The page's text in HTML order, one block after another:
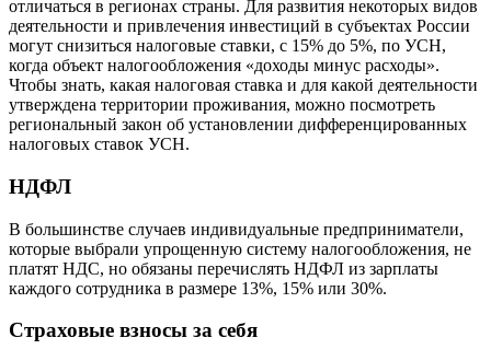
отличаться в регионах страны. Для развития некоторых видов
деятельности и привлечения инвестиций в субъектах России
могут снизиться налоговые ставки, с 15% до 5%, по УСН,
когда объект налогообложения «доходы минус расходы».
Чтобы знать, какая налоговая ставка и для какой деятельности
утверждена территории проживания, можно посмотреть
региональный закон об установлении дифференцированных
налоговых ставок УСН.
НДФЛ
В большинстве случаев индивидуальные предприниматели,
которые выбрали упрощенную систему налогообложения, не
платят НДС, но обязаны перечислять НДФЛ из зарплаты
каждого сотрудника в размере 13%, 15% или 30%.
Страховые взносы за себя